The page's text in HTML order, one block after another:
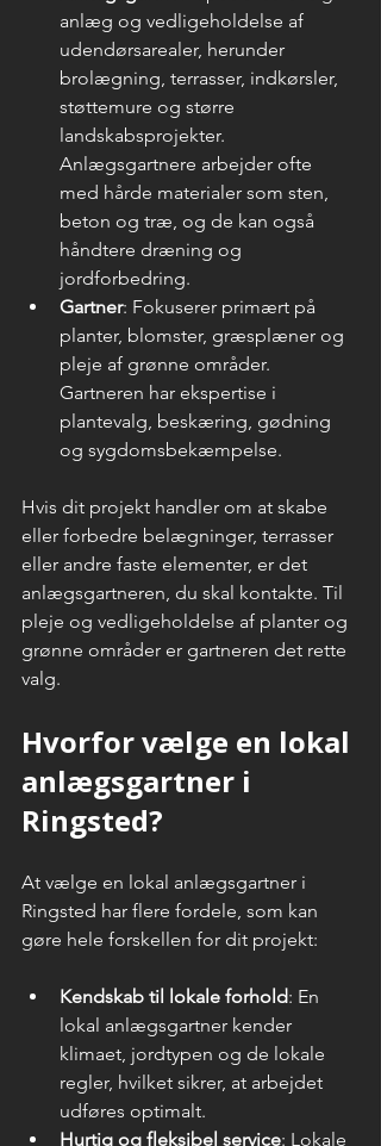
anlæg og vedligeholdelse af
udendørsarealer, herunder
brolægning, terrasser, indkørsler,
støttemure og større
landskabsprojekter.
Anlægsgartnere arbejder ofte
med hårde materialer som sten,
beton og træ, og de kan også
håndtere dræning og
jordforbedring.
Gartner: Fokuserer primært på
planter, blomster, græsplæner og
pleje af grønne områder.
Gartneren har ekspertise i
plantevalg, beskæring, gødning
og sygdomsbekæmpelse.
Hvis dit projekt handler om at skabe
eller forbedre belægninger, terrasser
eller andre faste elementer, er det
anlægsgartneren, du skal kontakte. Til
pleje og vedligeholdelse af planter og
grønne områder er gartneren det rette
valg.
Hvorfor vælge en lokal
anlægsgartner i
Ringsted?
At vælge en lokal anlægsgartner i
Ringsted har flere fordele, som kan
gøre hele forskellen for dit projekt:
Kendskab til lokale forhold: En
lokal anlægsgartner kender
klimaet, jordtypen og de lokale
regler, hvilket sikrer, at arbejdet
udføres optimalt.
Hurtig og fleksibel service: Lokale